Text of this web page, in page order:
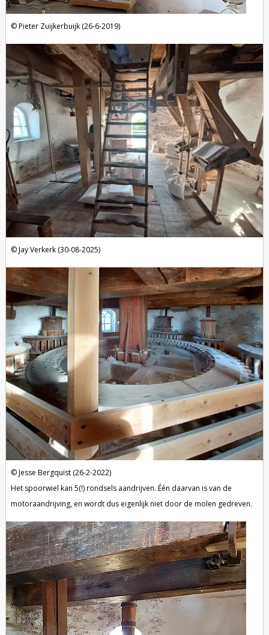
Pieter Zuijkerbuijk (26-6-2019)
Jay Verkerk (30-08-2025)
Jesse Bergquist (26-2-2022)
Het spoorwiel kan 5(!) rondsels aandrijven. Één daarvan is van de
motoraandrijving, en wordt dus eigenlijk niet door de molen gedreven.